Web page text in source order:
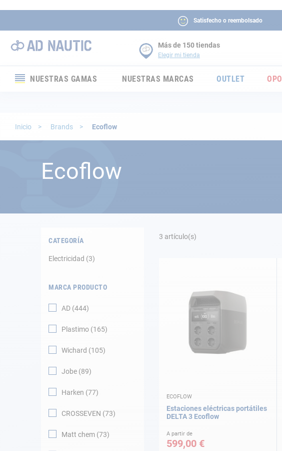
Satisfecho o reembolsado
Más de 150 tiendas
Elegir mi tienda
NUESTRAS GAMAS
Electricidad
NUESTRAS MARCAS OUTLET
Inicio Brands Ecoflow
Ecoflow
3 artículo(s)
ECOFLOW
Estaciones eléctricas portátiles
DELTA 3 Ecoflow
A partir de
599,00 €
CATEGORÍA
Electricidad 3
MARCA PRODUCTO
AD 444
Plastimo 165
Wichard 105
Jobe 89
Harken 77
CROSSEVEN 73
Matt chem 73